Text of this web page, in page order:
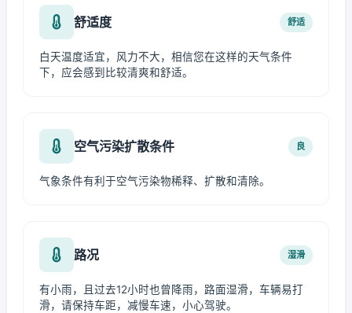
舒适度 舒适
白天温度适宜，风力不大，相信您在这样的天气条件
下，应会感到比较清爽和舒适。
空气污染扩散条件 良
气象条件有利于空气污染物稀释、扩散和清除。
路况 湿滑
有小雨，且过去12小时也曾降雨，路面湿滑，车辆易打
滑，请保持车距，减慢车速，小心驾驶。